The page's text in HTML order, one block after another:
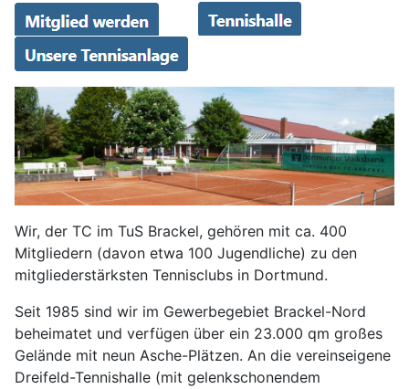
Wir, der TC im TuS Brackel, gehören mit ca. 400
Mitgliedern (davon etwa 100 Jugendliche) zu den
mitgliederstärksten Tennisclubs in Dortmund.
Seit 1985 sind wir im Gewerbegebiet Brackel-Nord
beheimatet und verfügen über ein 23.000 qm großes
Gelände mit neun Asche-Plätzen. An die vereinseigene
Dreifeld-Tennishalle (mit gelenkschonendem